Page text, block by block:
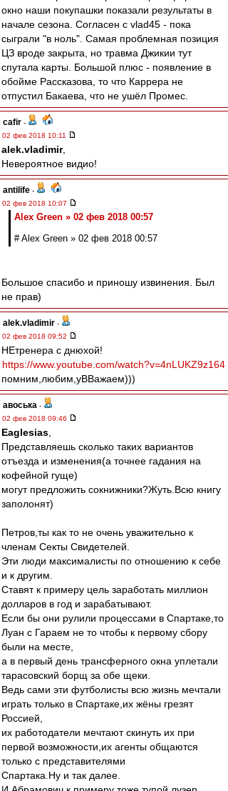
окно наши покупашки показали результаты в
начале сезона. Согласен с vlad45 - пока
сыграли "в ноль". Самая проблемная позиция
ЦЗ вроде закрыта, но травма Джикии тут
спутала карты. Большой плюс - появление в
обойме Рассказова, то что Каррера не
отпустил Бакаева, что не ушёл Промес.
cafir -
02 фев 2018 10:11
alek.vladimir,
Невероятное видио!
antilife -
02 фев 2018 10:07
Alex Green » 02 фев 2018 00:57
# Alex Green » 02 фев 2018 00:57
Большое спасибо и приношу извинения. Был
не прав)
alek.vladimir -
02 фев 2018 09:52
НЕтренера с днюхой!
https://www.youtube.com/watch?v=4nLUKZ9z164
помним,любим,уВВажаем)))
авоська -
02 фев 2018 09:46
Eaglesias
Представляешь сколько таких вариантов
отъезда и изменения(а точнее гадания на
кофейной гуще)
могут предложить сокнижники?Жуть.Всю книгу
заполонят)
Петров,ты как то не очень уважительно к
членам Секты Свидетелей.
Эти люди максималисты по отношению к себе
и к другим.
Ставят к примеру цель заработать миллион
долларов в год и зарабатывают.
Если бы они рулили процессами в Спартаке,то
Луан с Гараем не то чтобы к первому сбору
были на месте,
а в первый день трансферного окна уплетали
тарасовский борщ за обе щеки.
Ведь сами эти футболисты всю жизнь мечтали
играть только в Спартаке,их жёны грезят
Россией,
их работодатели мечтают скинуть их при
первой возможности,их агенты общаются
только с представителями
Спартака.Ну и так далее.